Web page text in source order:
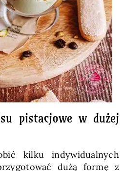
pistacjowe w dużej
kilku indywidualnych
dużą formę z